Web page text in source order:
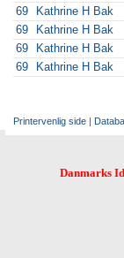
69
Kathrine H Bak
69
Kathrine H Bak
69
Kathrine H Bak
69
Kathrine H Bak
Printervenlig side |
Danmarks